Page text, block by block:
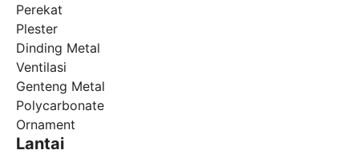
Perekat
Plester
Dinding Metal
Ventilasi
Genteng Metal
Polycarbonate
Ornament
Lantai